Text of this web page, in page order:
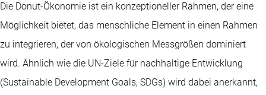
Die Donut-Ökonomie ist ein konzeptioneller Rahmen, der eine
Möglichkeit bietet, das menschliche Element in einen Rahmen
zu integrieren, der von ökologischen Messgrößen dominiert
wird. Ähnlich wie die UN-Ziele für nachhaltige Entwicklung
(Sustainable Development Goals, SDGs) wird dabei anerkannt,